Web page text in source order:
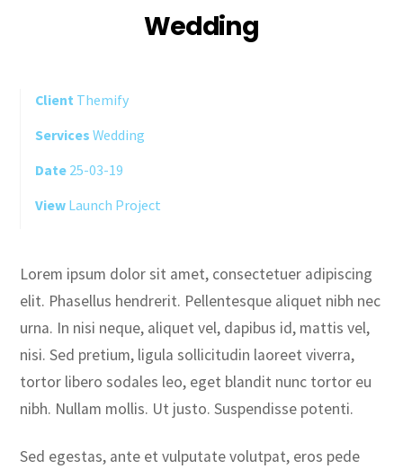
Wedding
Client Themify
Services Wedding
Date 25-03-19
View Launch Project
Lorem ipsum dolor sit amet, consectetuer adipiscing
elit. Phasellus hendrerit. Pellentesque aliquet nibh nec
urna. In nisi neque, aliquet vel, dapibus id, mattis vel,
nisi. Sed pretium, ligula sollicitudin laoreet viverra,
tortor libero sodales leo, eget blandit nunc tortor eu
nibh. Nullam mollis. Ut justo. Suspendisse potenti.
Sed egestas, ante et vulputate volutpat, eros pede